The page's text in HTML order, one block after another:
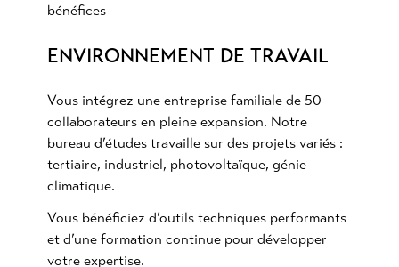
bénéfices
ENVIRONNEMENT DE TRAVAIL
Vous intégrez une entreprise familiale de 50
collaborateurs en pleine expansion. Notre
bureau d’études travaille sur des projets variés :
tertiaire, industriel, photovoltaïque, génie
climatique.
Vous bénéficiez d’outils techniques performants
et d’une formation continue pour développer
votre expertise.